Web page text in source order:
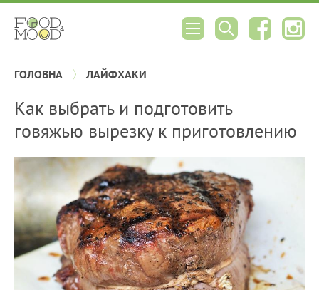
ГОЛОВНА ЛАЙФХАКИ
Как выбрать и подготовить
говяжью вырезку к приготовлению